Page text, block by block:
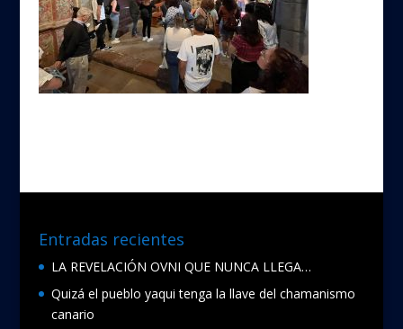
Entradas recientes
LA REVELACIÓN OVNI QUE NUNCA LLEGA…
Quizá el pueblo yaqui tenga la llave del chamanismo
canario